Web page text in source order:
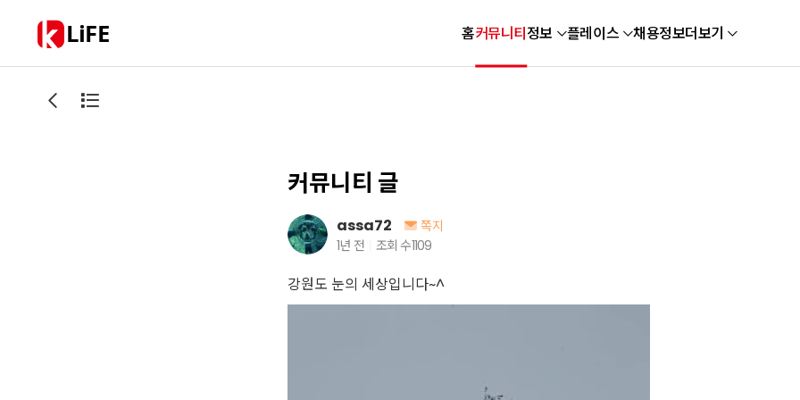
LiFE 홈커뮤니티정보 플레이스 채용정보더보기
커뮤니티 글
assa72
쪽지
1년 전
조회 수1109
강원도 눈의 세상입니다~^